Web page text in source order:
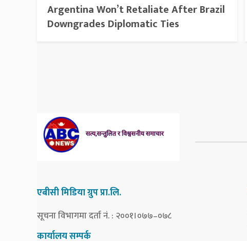
Argentina Won’t Retaliate After Brazil
Downgrades Diplomatic Ties
एबीसी मिडिया ग्रुप प्रा.लि.
सूचना विभागमा दर्ता नं. : २००१।०७७–०७८
कार्यालय सम्पर्क